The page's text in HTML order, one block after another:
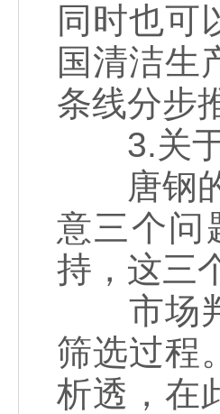
同时也可
国清洁生
条线分步
3.关于
唐钢的
意三个问
持，这三
市场判
筛选过程
析透，在